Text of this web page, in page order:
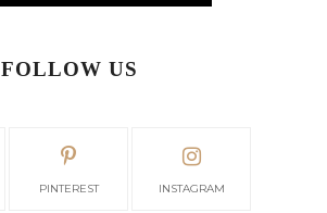
FOLLOW US
PINTEREST INSTAGRAM